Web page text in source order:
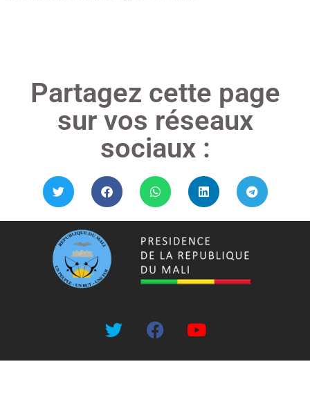
Partagez cette page
sur vos réseaux
sociaux :